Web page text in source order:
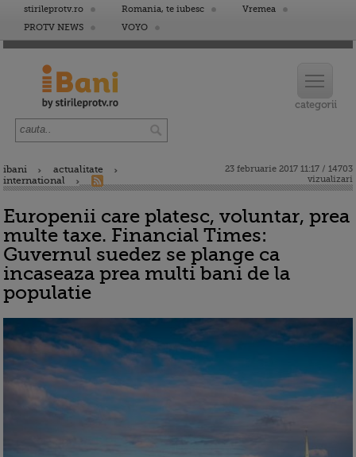
stirileprotv.ro Romania, te iubesc
Vremea
PROTV NEWS
VOYO
ibani
actualitate
international
23 februarie 2017 11:17 / 14703
vizualizari
Europenii care platesc, voluntar, prea
multe taxe. Financial Times:
Guvernul suedez se plange ca
incaseaza prea multi bani de la
populatie